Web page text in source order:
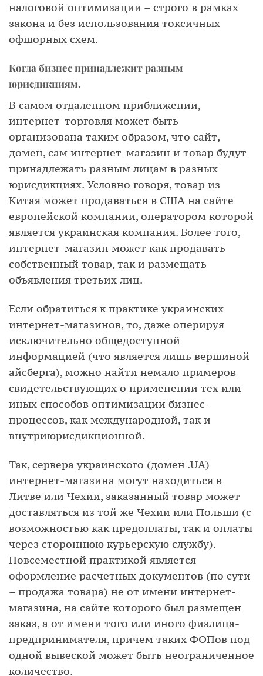
налоговой оптимизации – строго в рамках
закона и без использования токсичных
офшорных схем.
Когда бизнес принадлежит разным
юрисдикциям.
В самом отдаленном приближении,
интернет-торговля может быть
организована таким образом, что сайт,
домен, сам интернет-магазин и товар будут
принадлежать разным лицам в разных
юрисдикциях. Условно говоря, товар из
Китая может продаваться в США на сайте
европейской компании, оператором которой
является украинская компания. Более того,
интернет-магазин может как продавать
собственный товар, так и размещать
объявления третьих лиц.
Если обратиться к практике украинских
интернет-магазинов, то, даже оперируя
исключительно общедоступной
информацией (что является лишь вершиной
айсберга), можно найти немало примеров
свидетельствующих о применении тех или
иных способов оптимизации бизнес-
процессов, как международной, так и
внутриюрисдикционной.
Так, сервера украинского (домен .UA)
интернет-магазина могут находиться в
Литве или Чехии, заказанный товар может
доставляться из той же Чехии или Польши (с
возможностью как предоплаты, так и оплаты
через стороннюю курьерскую службу).
Повсеместной практикой является
оформление расчетных документов (по сути
– продажа товара) не от имени интернет-
магазина, на сайте которого был размещен
заказ, а от имени того или иного физлица-
предпринимателя, причем таких ФОПов под
одной вывеской может быть неограниченное
количество.